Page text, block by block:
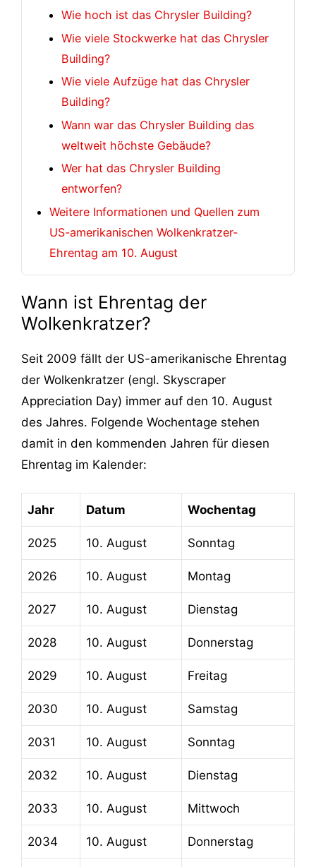
Wie hoch ist das Chrysler Building?
Wie viele Stockwerke hat das Chrysler
Building?
Wie viele Aufzüge hat das Chrysler
Building?
Wann war das Chrysler Building das
weltweit höchste Gebäude?
Wer hat das Chrysler Building
entworfen?
Weitere Informationen und Quellen zum
US-amerikanischen Wolkenkratzer-
Ehrentag am 10. August
Wann ist Ehrentag der
Wolkenkratzer?
Seit 2009 fällt der US-amerikanische Ehrentag
der Wolkenkratzer (engl. Skyscraper
Appreciation Day) immer auf den 10. August
des Jahres. Folgende Wochentage stehen
damit in den kommenden Jahren für diesen
Ehrentag im Kalender:
Jahr Datum Wochentag
2025 10. August Sonntag
2026 10. August Montag
2027 10. August Dienstag
2028 10. August Donnerstag
2029 10. August Freitag
2030 10. August Samstag
2031 10. August Sonntag
2032 10. August Dienstag
2033 10. August Mittwoch
2034 10. August Donnerstag